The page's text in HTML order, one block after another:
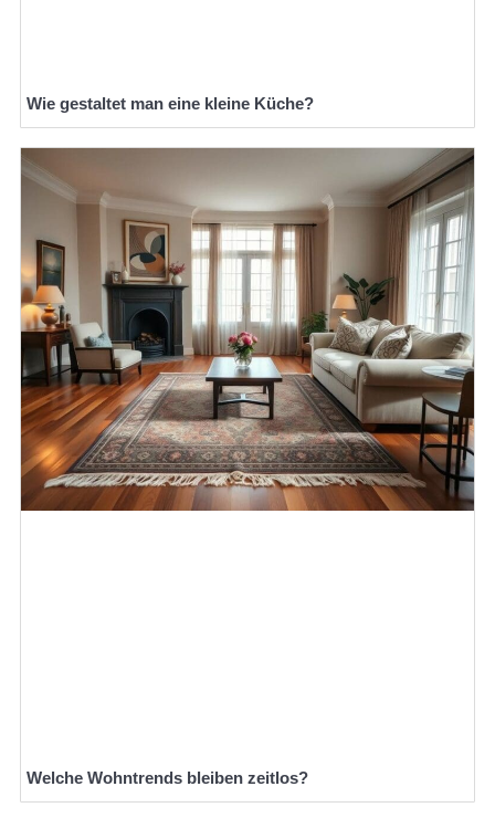
Wie gestaltet man eine kleine Küche?
Welche Wohntrends bleiben zeitlos?